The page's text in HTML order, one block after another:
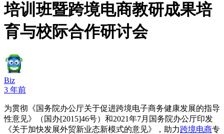
培训班暨跨境电商教研成果培
育与校际合作研讨会
Biz
3 年前
为贯彻《国务院办公厅关于促进跨境电子商务健康发展的指导
性意见》（国办[2015]46号）和2021年7月国务院办公厅印发
《关于加快发展外贸新业态新模式的意见》，助力跨境电商专